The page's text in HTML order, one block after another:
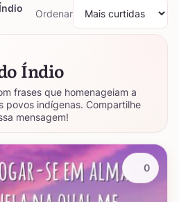
Ordenar
Índio
frases que homenageiam a
povos indígenas. Compartilhe
mensagem!
0